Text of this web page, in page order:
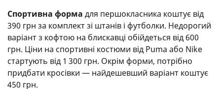
Спортивна форма для першокласника коштує від
390 грн за комплект зі штанів і футболки. Недорогий
варіант з кофтою на блискавці обійдеться від 600
грн. Ціни на спортивні костюми від Pumа або Nike
стартують від 1 300 грн. Окрім форми, потрібно
придбати кросівки — найдешевший варіант коштує
450 грн.